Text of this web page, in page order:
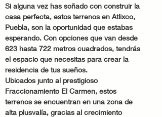
Si alguna vez has soñado con construir la
casa perfecta, estos terrenos en Atlixco,
Puebla, son la oportunidad que estabas
esperando. Con opciones que van desde
623 hasta 722 metros cuadrados, tendrás
el espacio que necesitas para crear la
residencia de tus sueños.
Ubicados junto al prestigioso
Fraccionamiento El Carmen, estos
terrenos se encuentran en una zona de
alta plusvalía, gracias al crecimiento